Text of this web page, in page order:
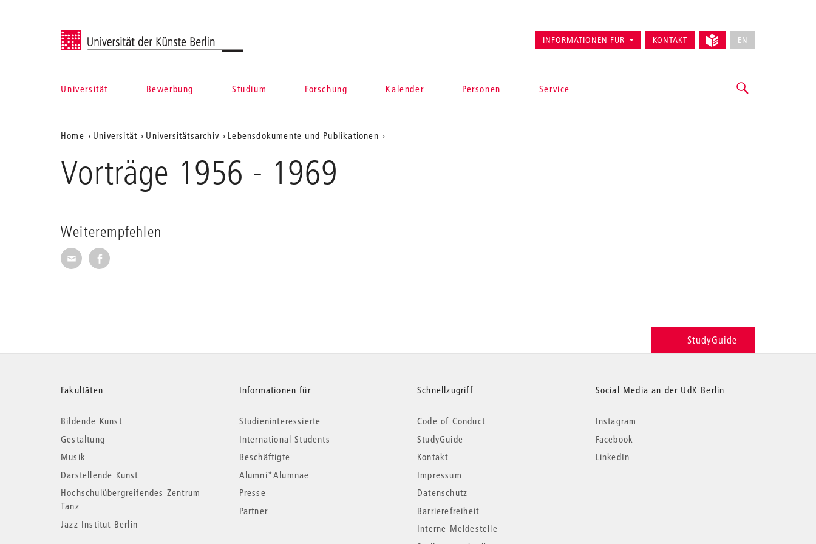
Universität der Künste Berlin
Navigation &
Suche
Universität Bewerbung Studium Forschung Kalender Personen Service
INFORMATIONEN FÜR KONTAKT EN
Aktuelle
Position
auf
Home Universität Universitätsarchiv Lebensdokumente und Publikationen
Vorträge 1956 - 1969
Weiterempfehlen
Seite per E-Mail weiterempfehlen
Seite auf Facebook weiterempfehlen
StudyGuide
Weitere
Informationen
Fakultäten
Bildende Kunst
Gestaltung
Musik
Darstellende Kunst
Hochschulübergreifendes Zentrum
Tanz
Jazz Institut Berlin
Informationen für
Studieninteressierte
International Students
Beschäftigte
Alumni*Alumnae
Presse
Partner
Schnellzugriff
Code of Conduct
StudyGuide
Kontakt
Impressum
Datenschutz
Barrierefreiheit
Interne Meldestelle
Social Media an der UdK Berlin
Instagram
Facebook
LinkedIn